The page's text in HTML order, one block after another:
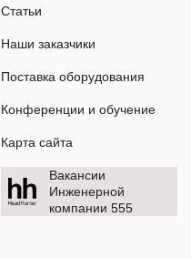
Статьи
Наши заказчики
Поставка оборудования
Конференции и обучение
Карта сайта
Вакансии
Инженерной
компании 555